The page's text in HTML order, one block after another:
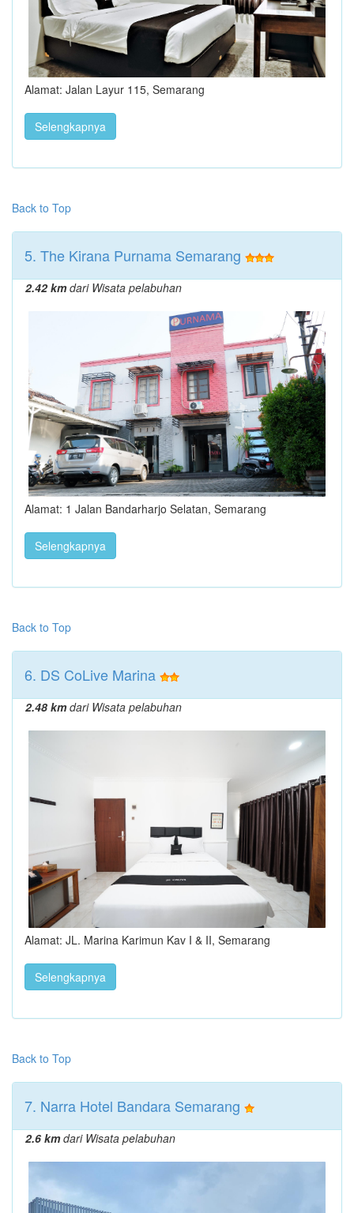
Alamat: Jalan Layur 115, Semarang
Selengkapnya
Back to Top
5. The Kirana Purnama Semarang
2.42 kmdari Wisata pelabuhan
Alamat: 1 Jalan Bandarharjo Selatan, Semarang
Selengkapnya
Back to Top
6. DS CoLive Marina
2.48 kmdari Wisata pelabuhan
Alamat: JL. Marina Karimun Kav I & II, Semarang
Selengkapnya
Back to Top
7. Narra Hotel Bandara Semarang
2.6 kmdari Wisata pelabuhan